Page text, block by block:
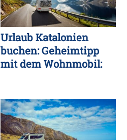
Urlaub Katalonien
buchen: Geheimtipp
mit dem Wohnmobil: